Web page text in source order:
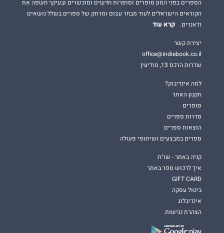
הספרים בפני המון סופרים וסופרות חדשים ומוכשרים ובעיקר חשפה את
הקוראים הישראלים לעוד מבחר עצום ומרתק של ספרים בשלל נושאים
וז'אנרים.
קרא עוד
יצירת קשר
office@indiebook.co.il
שדרות הרכס 13, מודיעין
למה אינדיבוק?
תקנון האתר
סופרים
סדרות ספרים
הוצאות ספרים
ספרים במבצעים ושיתופי פעולה
קניה באתר - שו"ת
איך לרכוש ספר באתר
GIFT CARD
ביטול עסקה
אינדיבלוג
הצהרת נגישות